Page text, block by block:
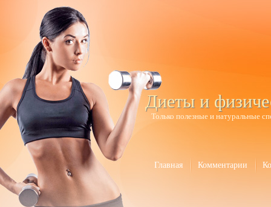
Диеты и
Только полезные и натуральные
Главная Комментарии